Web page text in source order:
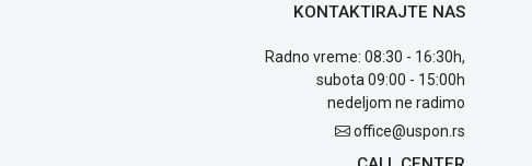
KONTAKTIRAJTE NAS
Radno vreme: 08:30 - 16:30h,
subota 09:00 - 15:00h
nedeljom ne radimo
office@uspon.rs